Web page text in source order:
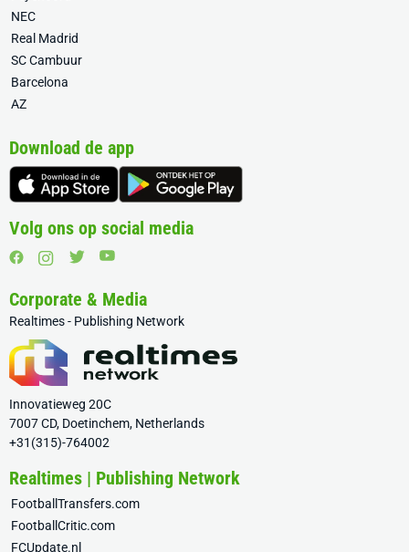
NEC
Real Madrid
SC Cambuur
Barcelona
AZ
Download de app
Volg ons op social media
Corporate & Media
Realtimes - Publishing Network
Innovatieweg 20C
7007 CD, Doetinchem, Netherlands
+31(315)-764002
Realtimes | Publishing Network
FootballTransfers.com
FootballCritic.com
FCUpdate.nl